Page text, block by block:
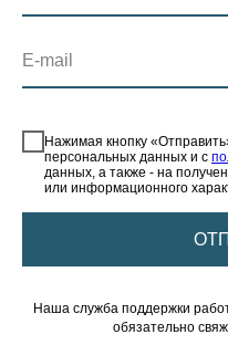
E-mail
Нажимая кнопку
персональных данных и с
данных, а также - на
или информационного
Наша служба поддержки
обязательно